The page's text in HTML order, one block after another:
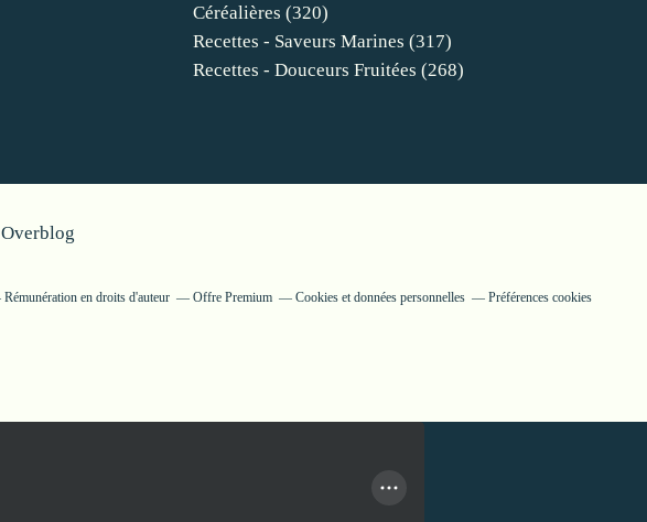
Céréalières (320)
Recettes - Saveurs Marines (317)
Recettes - Douceurs Fruitées (268)
Overblog
Rémunération en droits d'auteur Offre Premium Cookies et données personnelles Préférences cookies